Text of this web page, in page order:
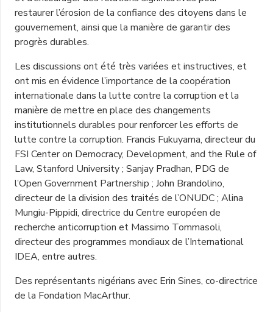
restaurer l’érosion de la confiance des citoyens dans le
gouvernement, ainsi que la manière de garantir des
progrès durables.
Les discussions ont été très variées et instructives, et
ont mis en évidence l’importance de la coopération
internationale dans la lutte contre la corruption et la
manière de mettre en place des changements
institutionnels durables pour renforcer les efforts de
lutte contre la corruption. Francis Fukuyama, directeur du
FSI Center on Democracy, Development, and the Rule of
Law, Stanford University ; Sanjay Pradhan, PDG de
l’Open Government Partnership ; John Brandolino,
directeur de la division des traités de l’ONUDC ; Alina
Mungiu-Pippidi, directrice du Centre européen de
recherche anticorruption et Massimo Tommasoli,
directeur des programmes mondiaux de l’International
IDEA, entre autres.
Des représentants nigérians avec Erin Sines, co-directrice
de la Fondation MacArthur.